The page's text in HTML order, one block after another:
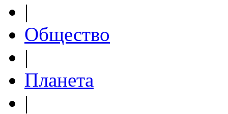
|
Общество
|
Планета
|